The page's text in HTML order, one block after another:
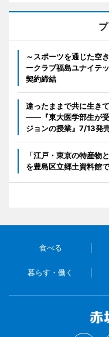
～スポーツを通じた空
ークラブ福島ユナイテ
契約締結
違ったままで共に生き
――『東大医学部生が受
ジョンの授業』7/13発
「江戸・東京の特産物
を豊島区立郷土資料館
食べる
暮らす・働く